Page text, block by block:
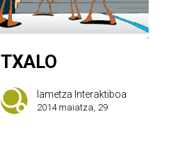
TXALO
Iametza Interaktiboa
2014 maiatza, 29